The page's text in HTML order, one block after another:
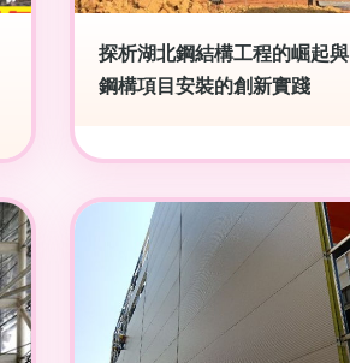
探析湖北鋼結構工程的崛起與
鋼構項目安裝的創新實踐